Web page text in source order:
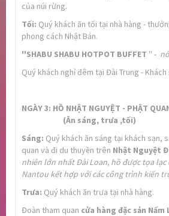
của núi rừng.
Tối: Quý khách ăn tối tại nhà hàng -
phong cách Nhật Bản.
''SHABU SHABU HOTPOT BUFFET '' - n
Quý khách nghỉ đêm tại Đài Trung - Khách
NGÀY 3: HỒ NHẬT NGUYỆT - PHẬT
(Ăn sáng, trưa ,tối)
Sáng: Quý khách ăn sáng tại khách sạn,
quan và đi du thuyền trên Nhật Nguyệt
nhiên lớn nhất Đài Loan, hồ được tọa lạc
Nantou kết hợp với các công trình kiến
Trưa: Quý khách ăn trưa tại nhà hàng.
Đoàn tham quan cửa hàng đặc sản Nấm